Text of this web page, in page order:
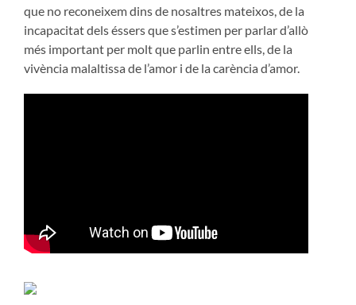
que no reconeixem dins de nosaltres mateixos, de la
incapacitat dels éssers que s’estimen per parlar d’allò
més important per molt que parlin entre ells, de la
vivència malaltissa de l’amor i de la carència d’amor.